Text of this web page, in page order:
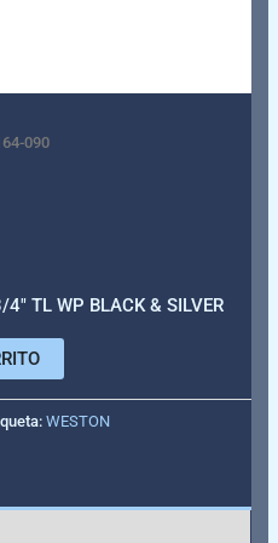
090
TL WP BLACK & SILVER
WESTON